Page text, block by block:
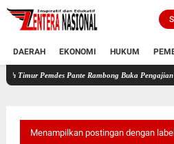
DAERAH EKONOMI HUKUM
Pante Rambong Buka Pengajian dan
Menampilkan postingan dengan label